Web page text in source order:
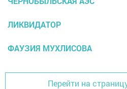
ЛИКВИДАТОР
ФАУЗИЯ МУХЛИСОВА
Перейти на